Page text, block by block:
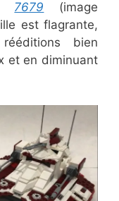
7679 (image
est flagrante,
bien
et en diminuant